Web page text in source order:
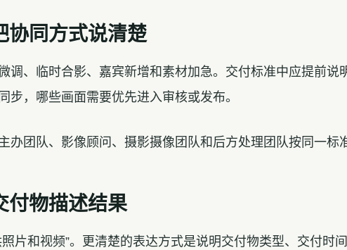
协同方式说清楚
调、临时合影、嘉宾新增和素材加急。交付标准中应提前说
步，哪些画面需要优先进入审核或发布。
办团队、影像顾问、摄影摄像团队和后方处理团队按同一标
付物描述结果
片和视频”。更清楚的表达方式是说明交付物类型、交付时